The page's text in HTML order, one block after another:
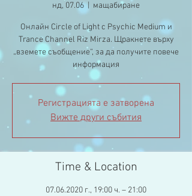
нд, 07.06
  |
мащабиране
Онлайн Circle of Light с Psychic Medium и
Trance Channel Riz Mirza. Щракнете върху
„вземете съобщение“, за да получите повече
информация
Регистрацията е затворена
Вижте други събития
Time & Location
07.06.2020 г., 19:00 ч. – 21:00